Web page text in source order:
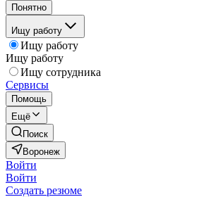
Понятно
Ищу работу
Ищу работу
Ищу работу
Ищу сотрудника
Сервисы
Помощь
Ещё
Поиск
Воронеж
Войти
Войти
Создать резюме